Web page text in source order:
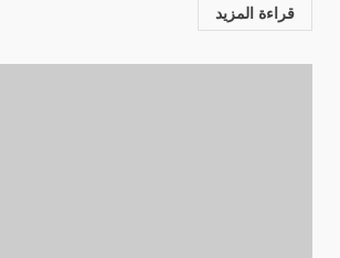
قراءة المزيد